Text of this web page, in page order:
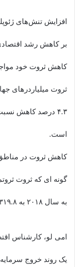
افزایش تنش‌های
بر کاهش رشد
ثروت میلیاردرهای
است.
کاهش ثروت در
گونه ای که ثروت
به سال ۲۰۱۸ به ۳۱۹.۸ میلیارد دلار رسیده است.
امی لو، کارشناس
یک روند خروج